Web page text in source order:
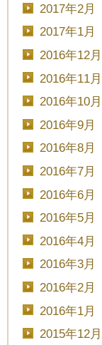
2017年2月
2017年1月
2016年12月
2016年11月
2016年10月
2016年9月
2016年8月
2016年7月
2016年6月
2016年5月
2016年4月
2016年3月
2016年2月
2016年1月
2015年12月